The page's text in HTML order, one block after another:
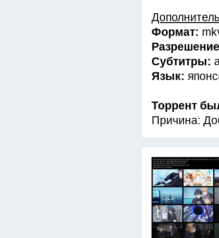
Формат:
Субтитры:
Язык:
Торрент
Причина: